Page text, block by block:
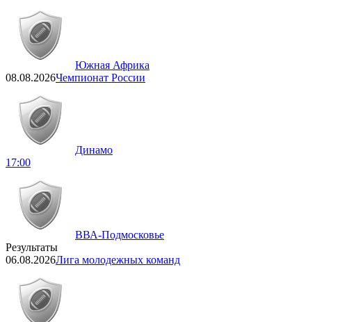
Южная Африка
08.08.2026Чемпионат России
Динамо
17:00
ВВА-Подмосковье
Результаты
06.08.2026Лига молодежных команд